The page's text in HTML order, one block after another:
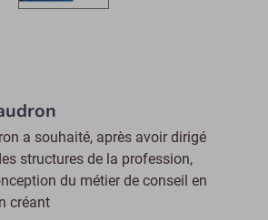
a souhaité, après avoir dirigé
structures de la profession,
du métier de conseil en
créant